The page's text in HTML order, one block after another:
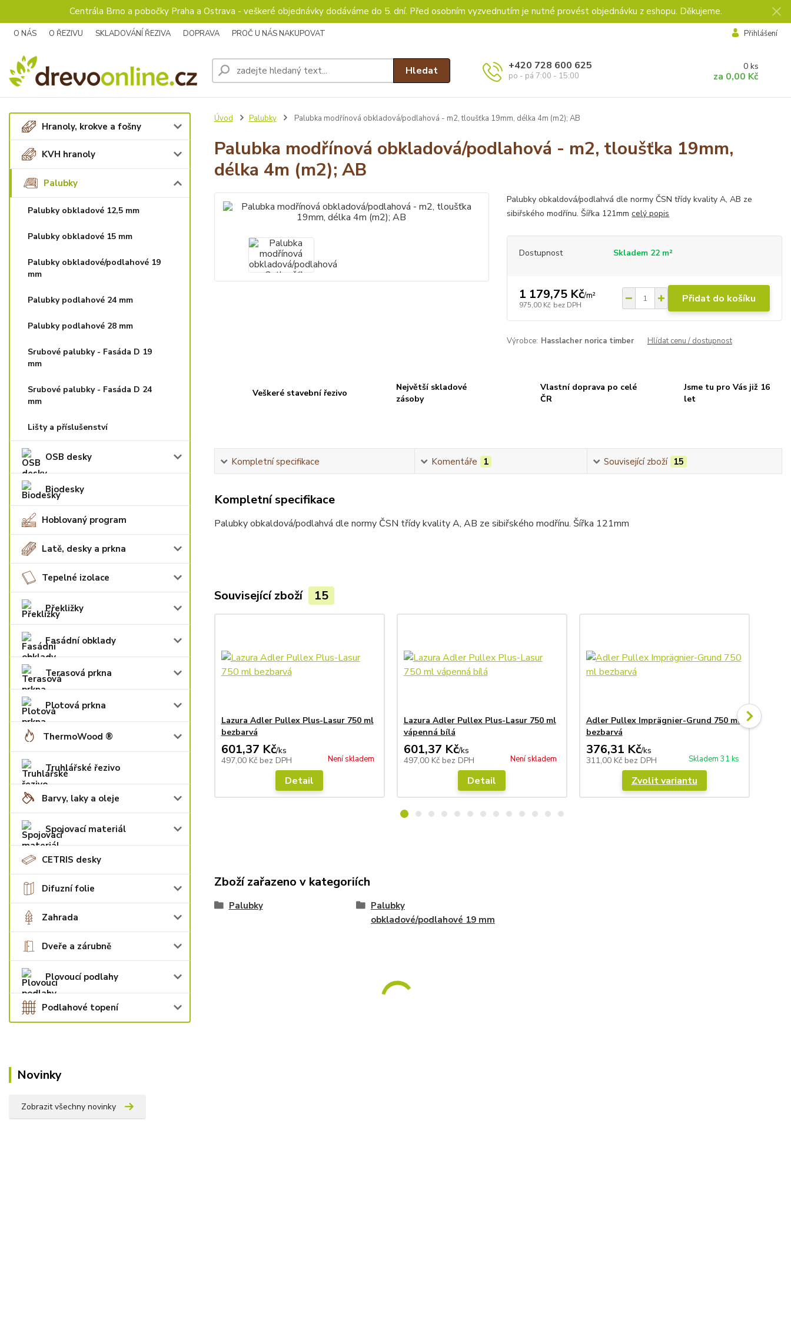
Centrála Brno a pobočky Praha a Ostrava - veškeré objednávky dodáváme do 5. dní. Před osobním vyzvednutím je nutné provést objednávku z eshopu. Děkujeme.
O NÁS O ŘEZIVU SKLADOVÁNÍ ŘEZIVA DOPRAVA PROČ U NÁS NAKUPOVAT Přihlášení
Hledat +420 728 600 625
po - pá 7:00 - 15:00
0 ks
za 0,00 Kč
Hranoly, krokve a fošny
KVH hranoly
Palubky
Palubky obkladové 12,5 mm
Palubky obkladové 15 mm
Palubky obkladové/podlahové 19
mm
Palubky podlahové 24 mm
Palubky podlahové 28 mm
Srubové palubky - Fasáda D 19
mm
Srubové palubky - Fasáda D 24
mm
Lišty a příslušenství
OSB desky
Biodesky
Hoblovaný program
Latě, desky a prkna
Tepelné izolace
Překližky
Fasádní obklady
Terasová prkna
Plotová prkna
ThermoWood ®
Truhlářské řezivo
Barvy, laky a oleje
Spojovací materiál
CETRIS desky
Difuzní folie
Zahrada
Dveře a zárubně
Plovoucí podlahy
Podlahové topení
Novinky
Zobrazit všechny novinky
Úvod Palubky Palubka modřínová obkladová/podlahová - m2, tloušťka 19mm, délka 4m (m2); AB
Palubka modřínová obkladová/podlahová - m2, tloušťka 19mm,
délka 4m (m2); AB
Palubky obkaldová/podlahvá dle normy ČSN třídy kvality A, AB ze
sibiřského modřínu. Šířka 121mmcelý popis
Dostupnost Skladem 22 m²
1 179,75 Kč/m²
975,00 Kč bez DPH Přidat do košíku
Výrobce: Hasslacher norica timber Hlídat cenu / dostupnost
Veškeré stavební řezivo
Největší skladové
zásoby
Vlastní doprava po celé
ČR
Jsme tu pro Vás již 16
let
Kompletní specifikace Komentáře 1 Související zboží 15
Kompletní specifikace
Palubky obkaldová/podlahvá dle normy ČSN třídy kvality A, AB ze sibiřského modřínu. Šířka 121mm
Související zboží 15
Lazura Adler Pullex Plus-Lasur 750 ml
bezbarvá
601,37 Kč/ks
497,00 Kč bez DPH Není skladem
Detail
Lazura Adler Pullex Plus-Lasur 750 ml
vápenná bílá
601,37 Kč/ks
497,00 Kč bez DPH Není skladem
Detail
Adler Pullex Imprägnier-Grund 750 ml
bezbarvá
376,31 Kč/ks
311,00 Kč bez DPH Skladem 31 ks
Zvolit variantu
Zboží zařazeno v kategoriích
Palubky
Palubky
obkladové/podlahové 19 mm